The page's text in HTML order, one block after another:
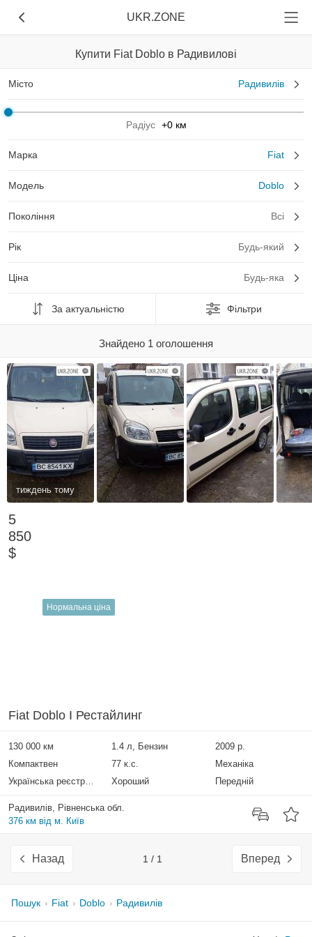
UKR.ZONE
Купити Fiat Doblo в Радивилові
Місто Радивилів
Радіус +0 км
Марка Fiat
Модель Doblo
Покоління Всі
Рік Будь-який
Ціна Будь-яка
За актуальністю Фільтри
Знайдено 1 оголошення
тиждень тому
5
850
$
Нормальна ціна
Fiat Doblo I Рестайлинг
130 000 км 1.4 л, Бензин
2009 р.
Компактвен
77 к.с.
Механіка
Українська реєстрація
Хороший Передній
Радивилів, Рівненська обл.
376 км від м. Київ
Назад 1 / 1 Вперед
Пошук Fiat Doblo Радивилів